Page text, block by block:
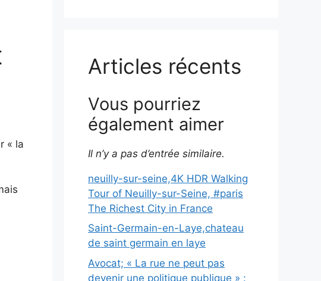
« la
Articles récents
Vous pourriez
également aimer
Il n’y a pas d’entrée similaire.
neuilly-sur-seine,4K HDR Walking
Tour of Neuilly-sur-Seine, #paris
The Richest City in France
Saint-Germain-en-Laye,chateau
de saint germain en laye
Avocat; « La rue ne peut pas
devenir une politique publique » :